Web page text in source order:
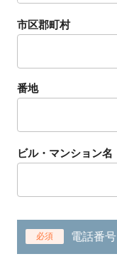
市区郡町村
番地
ビル・マンション名
必須 電話番号